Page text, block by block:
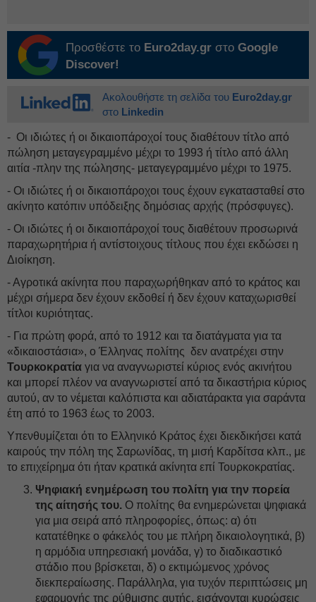
Προσθέστε το Euro2day.gr στο Google
Discover!
Ακολουθήστε τη σελίδα του Euro2day.gr
στο Linkedin
- Οι ιδιώτες ή οι δικαιοπάροχοί τους διαθέτουν τίτλο από
πώληση μεταγεγραμμένο μέχρι το 1993 ή τίτλο από άλλη
αιτία -πλην της πώλησης- μεταγεγραμμένο μέχρι το 1975.
- Οι ιδιώτες ή οι δικαιοπάροχοι τους έχουν εγκατασταθεί στο
ακίνητο κατόπιν υπόδειξης δημόσιας αρχής (πρόσφυγες).
- Οι ιδιώτες ή οι δικαιοπάροχοί τους διαθέτουν προσωρινά
παραχωρητήρια ή αντίστοιχους τίτλους που έχει εκδώσει η
Διοίκηση.
- Αγροτικά ακίνητα που παραχωρήθηκαν από το κράτος και
μέχρι σήμερα δεν έχουν εκδοθεί ή δεν έχουν καταχωρισθεί
τίτλοι κυριότητας.
- Για πρώτη φορά, από το 1912 και τα διατάγματα για τα
«δικαιοστάσια», ο Έλληνας πολίτης δεν ανατρέχει στην
Τουρκοκρατία για να αναγνωριστεί κύριος ενός ακινήτου
και μπορεί πλέον να αναγνωριστεί από τα δικαστήρια κύριος
αυτού, αν το νέμεται καλόπιστα και αδιατάρακτα για σαράντα
έτη από το 1963 έως το 2003.
Υπενθυμίζεται ότι το Ελληνικό Κράτος έχει διεκδικήσει κατά
καιρούς την πόλη της Σαρωνίδας, τη μισή Καρδίτσα κλπ., με
το επιχείρημα ότι ήταν κρατικά ακίνητα επί Τουρκοκρατίας.
Ψηφιακή ενημέρωση του πολίτη για την πορεία
της αίτησής του. Ο πολίτης θα ενημερώνεται ψηφιακά
για μια σειρά από πληροφορίες, όπως: α) ότι
κατατέθηκε ο φάκελός του µε πλήρη δικαιολογητικά, β)
η αρμόδια υπηρεσιακή μονάδα, γ) το διαδικαστικό
στάδιο που βρίσκεται, δ) ο εκτιμώμενος χρόνος
διεκπεραίωσης. Παράλληλα, για τυχόν περιπτώσεις μη
εφαρμογής της ρύθμισης αυτής, εισάγονται κυρώσεις